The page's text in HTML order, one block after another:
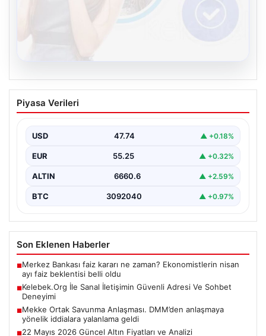
08.08.2026
Kelebek.Org İle Sanal İletişimin Güvenli
Adresi Ve Sohbet Deneyimi
kurması kritik bir değer ifade etmektedir. Halen…
Piyasa Verileri
USD 47.74 ▲ +0.18%
EUR 55.25 ▲ +0.32%
ALTIN 6660.6 ▲ +2.59%
BTC 3092040 ▲ +0.97%
Son Eklenen Haberler
■Merkez Bankası faiz kararı ne zaman? Ekonomistlerin nisan
ayı faiz beklentisi belli oldu
■Kelebek.Org İle Sanal İletişimin Güvenli Adresi Ve Sohbet
Deneyimi
■Mekke Ortak Savunma Anlaşması. DMM’den anlaşmaya
yönelik iddialara yalanlama geldi
■22 Mayıs 2026 Güncel Altın Fiyatları ve Analizi